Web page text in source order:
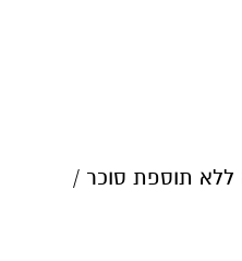
ללא תוספת סוכר /